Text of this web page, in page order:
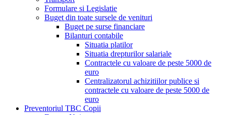
Formulare si Legislatie
Buget din toate sursele de venituri
Buget pe surse financiare
Bilanturi contabile
Situatia platilor
Situatia drepturilor salariale
Contractele cu valoare de peste 5000 de
euro
Centralizatorul achizitiilor publice si
contractele cu valoare de peste 5000 de
euro
Preventoriul TBC Copii